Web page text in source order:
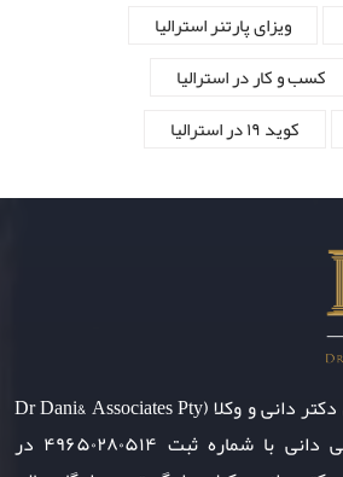
ویزای پارتنر استرالیا
کسب و کار در استرالیا
کوید ۱۹ در استرالیا
موسسه حقوقی-مهاجرتی دکتر دانی و وکلا (Dr Dani& Associates Pty
Ltd)زیر نظر دکتر مجتبی دانی با شماره ثبت ۴۹۶۵۰۲۸۰۵۱۴ در